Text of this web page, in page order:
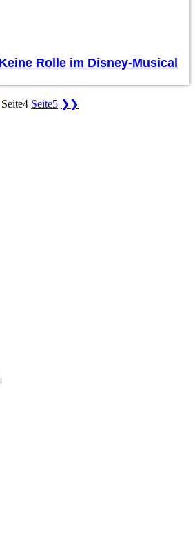
Rolle im Disney-Musical
Seite4 Seite5 ❯❯